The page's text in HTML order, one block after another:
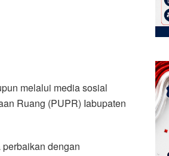
melalui media sosial
Ruang (PUPR) Iabupaten
dengan